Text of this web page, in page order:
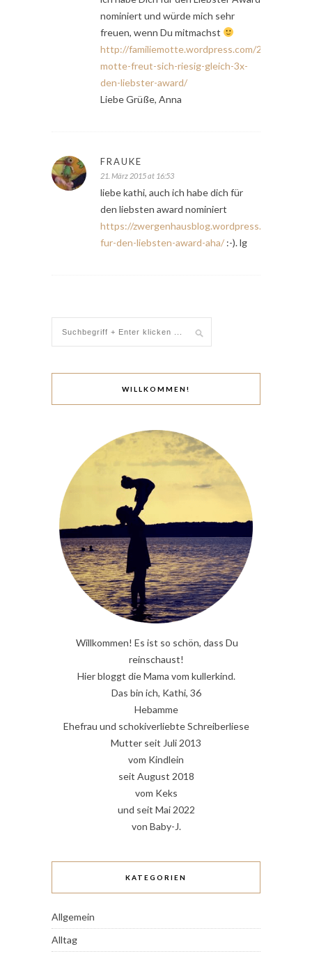
nominiert und würde mich sehr
freuen, wenn Du mitmachst
http://familiemotte.wordpress.com/2014/03/
motte-freut-sich-riesig-gleich-3x-
den-liebster-award/
Liebe Grüße, Anna
FRAUKE
21. März 2015 at 16:53
liebe kathi, auch ich habe dich für
den liebsten award nominiert
https://zwergenhausblog.wordpress.com/
fur-den-liebsten-award-aha/ :-). lg
WILLKOMMEN!
Willkommen! Es ist so schön, dass Du
reinschaust!
Hier bloggt die Mama vom kullerkind.
Das bin ich, Kathi, 36
Hebamme
Ehefrau und schokiverliebte Schreiberliese
Mutter seit Juli 2013
vom Kindlein
seit August 2018
vom Keks
und seit Mai 2022
von Baby-J.
KATEGORIEN
Allgemein
Alltag